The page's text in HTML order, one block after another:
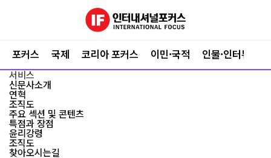
포커스 국제 코리아 포커스 이민·국적 인물·인터뷰
서비스
신문사소개
연혁
조직도
주요 섹션 및 콘텐츠
특점과 장점
윤리강령
조직도
찾아오시는길